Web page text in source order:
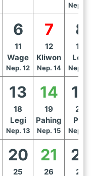
Nep.
6
11
Wage
Nep. 12
7
12
Kliwon
Nep. 14
8
13
Legi
Nep.
13
18
Legi
Nep. 13
14
19
Pahing
Nep. 15
15
20
Pon
Nep.
20
25
21
26
22
27